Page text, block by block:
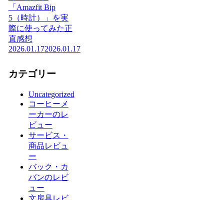
「Amazfit Bip
5（時計）」を実
際に使ってみた正
直感想
2026.01.172026.01.17
カテゴリー
Uncategorized
コーヒーメ
ーカーのレ
ビュー
サービス・
商品レビュ
ー
バック・カ
バンのレビ
ュー
文房具レビ